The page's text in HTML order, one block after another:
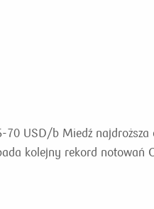
70 USD/b Miedź
kolejny rekord notowań